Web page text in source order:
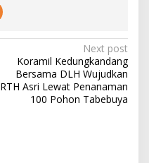
Next post
Koramil Kedungkandang
Bersama DLH Wujudkan
RTH Asri Lewat Penanaman
100 Pohon Tabebuya